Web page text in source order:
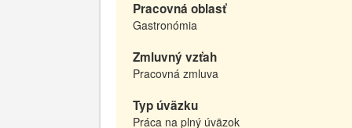
Pracovná oblasť
Gastronómia
Zmluvný vzťah
Pracovná zmluva
Typ úväzku
Práca na plný úväzok